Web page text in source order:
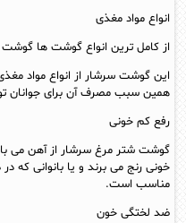
انواع مواد مغذی
از کامل ترین انواع گوشت ها
این گوشت سرشار از انواع مواد
همین سبب مصرف آن برای جوانان
رفع کم خونی
گوشت شتر مرغ سرشار از آهن می
خونی رنج می برند و یا بانوانی که
مناسب است.
ضد لختگی خون